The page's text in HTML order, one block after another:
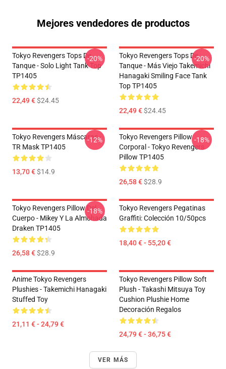
Mejores vendedores de productos
Tokyo Revengers Tops De
Tanque - Solo Light Tank Top
TP1405
22,49 €$24.45
-20%
Tokyo Revengers Tops De
Tanque - Más Viejo Takemichi
Hanagaki Smiling Face Tank
Top TP1405
22,49 €$24.45
-20%
Tokyo Revengers Máscaras -
TR Mask TP1405
13,70 €$14.9
-12%
Tokyo Revengers Pillow
Corporal - Tokyo Revengers
Pillow TP1405
26,58 €$28.9
-18%
Tokyo Revengers Pillow Del
Cuerpo - Mikey Y La Almohada
Draken TP1405
26,58 €$28.9
-18%
Tokyo Revengers Pegatinas
Graffiti: Colección 10/50pcs
18,40 € - 55,20 €
Anime Tokyo Revengers
Plushies - Takemichi Hanagaki
Stuffed Toy
21,11 € - 24,79 €
Tokyo Revengers Pillow Soft
Plush - Takashi Mitsuya Toy
Cushion Plushie Home
Decoración Regalos
24,79 € - 36,75 €
VER MÁS